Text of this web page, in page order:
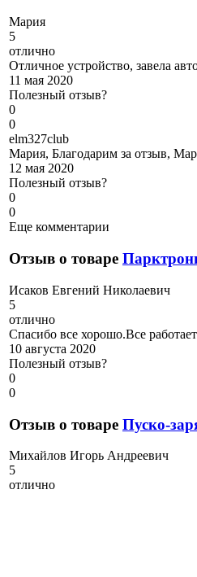
Мария
5
отлично
Отличное устройство, завела
11 мая 2020
Полезный отзыв?
0
0
elm327club
Мария, Благодарим за отзыв,
12 мая 2020
Полезный отзыв?
0
0
Еще комментарии
Отзыв о товаре
Исаков Евгений Николаевич
5
отлично
Спасибо все хорошо.Все
10 августа 2020
Полезный отзыв?
0
0
Отзыв о товаре Пуско-
Михайлов Игорь Андреевич
5
отлично